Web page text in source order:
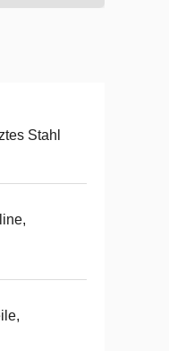
Stahl